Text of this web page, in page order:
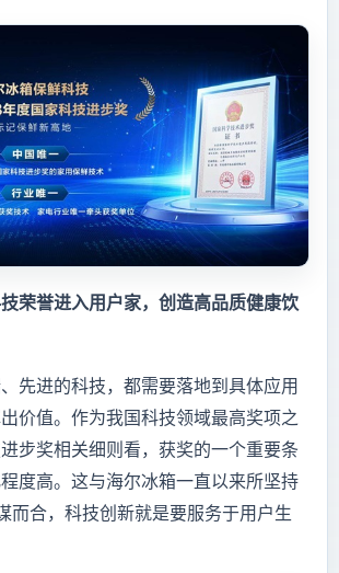
誉进入用户家，创造高品质健康饮
进的科技，都需要落地到具体应用
价值。作为我国科技领域最高奖项之
步奖相关细则看，获奖的一个重要条
度高。这与海尔冰箱一直以来所坚持
而合，科技创新就是要服务于用户生